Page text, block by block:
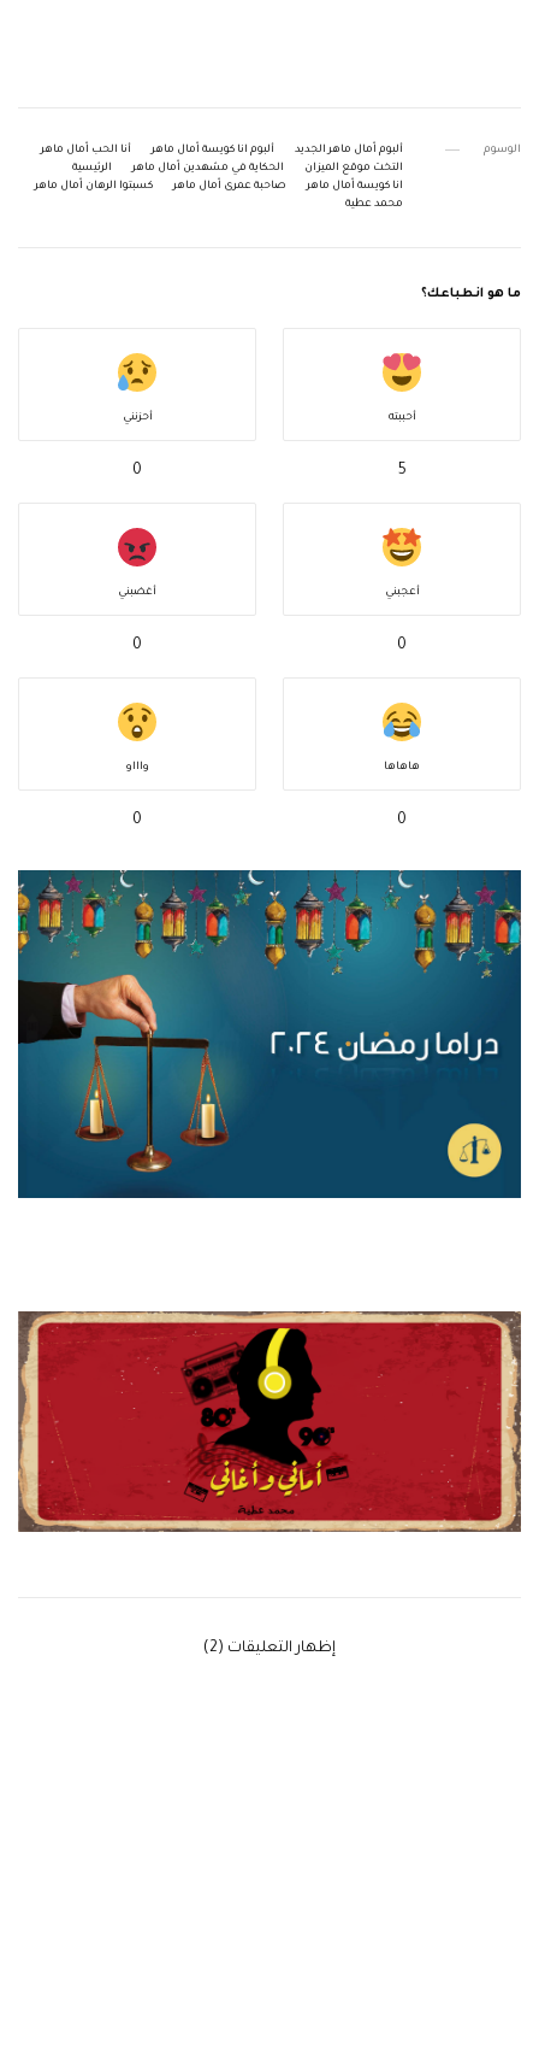
الوسوم ألبوم اّمال ماهر الجديد ألبوم انا كويسة اّمال ماهر
أنا الحب اّمال ماهر
التخت موقع الميزان
الحكاية في مشهدين اّمال ماهر
الرئيسية
انا كويسة اّمال ماهر
صاحبة عمرى اّمال ماهر
كسبتوا الرهان اّمال ماهر
محمد عطية
ما هو انطباعك؟
أحببته
5
أحزنني
0
أعجبني
0
أغضبني
0
هاهاها
0
واااو
0
‫إظهار التعليقات (2)